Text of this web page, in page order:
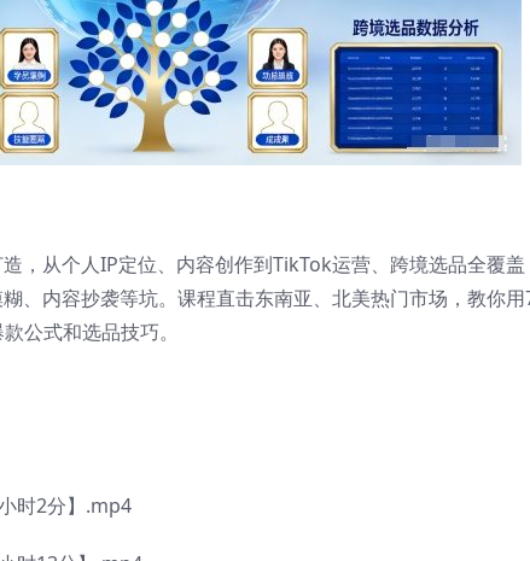
，从个人IP定位、内容创作到TikTok运营、跨境选品全覆
、内容抄袭等坑。课程直击东南亚、北美热门市场，教你
公式和选品技巧。
时2分】.mp4